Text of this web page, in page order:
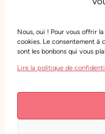
Nous, oui ! Pour vous offrir
cookies. Le consentement à
sont les bonbons qui vous
Lire la politique de
Réseaux
Instagram